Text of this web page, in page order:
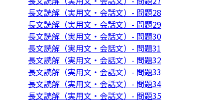
長文読解（実用文・会話文）- 問題28
長文読解（実用文・会話文）- 問題29
長文読解（実用文・会話文）- 問題30
長文読解（実用文・会話文）- 問題31
長文読解（実用文・会話文）- 問題32
長文読解（実用文・会話文）- 問題33
長文読解（実用文・会話文）- 問題34
長文読解（実用文・会話文）- 問題35